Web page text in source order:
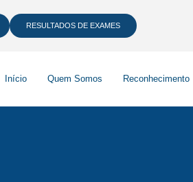
RESULTADOS DE EXAMES
Início Quem Somos Reconhecimento